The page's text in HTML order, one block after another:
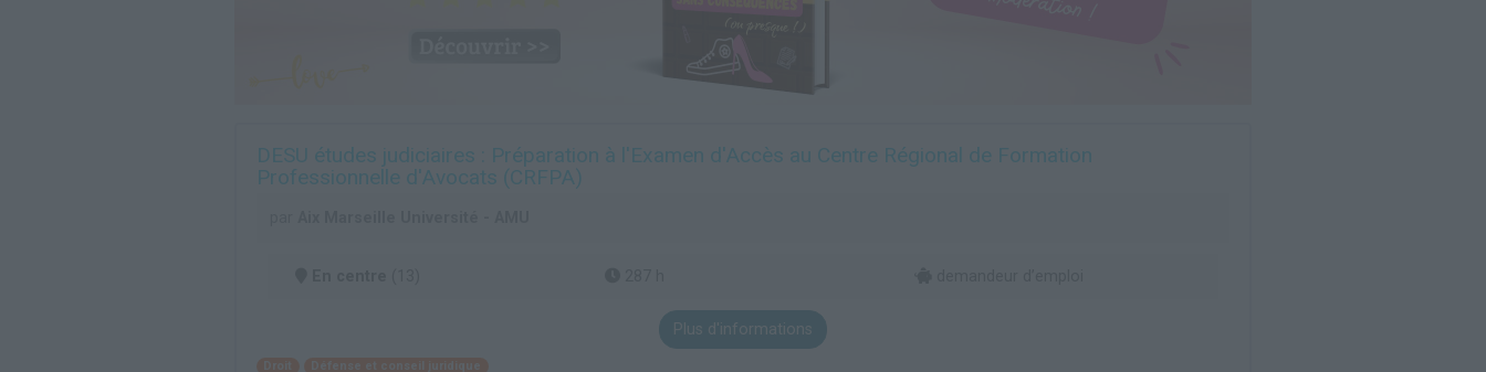
DESU études judiciaires : Préparation à l'Examen d'Accès au Centre Régional de Formation
Professionnelle d'Avocats (CRFPA)
Plus d'informations